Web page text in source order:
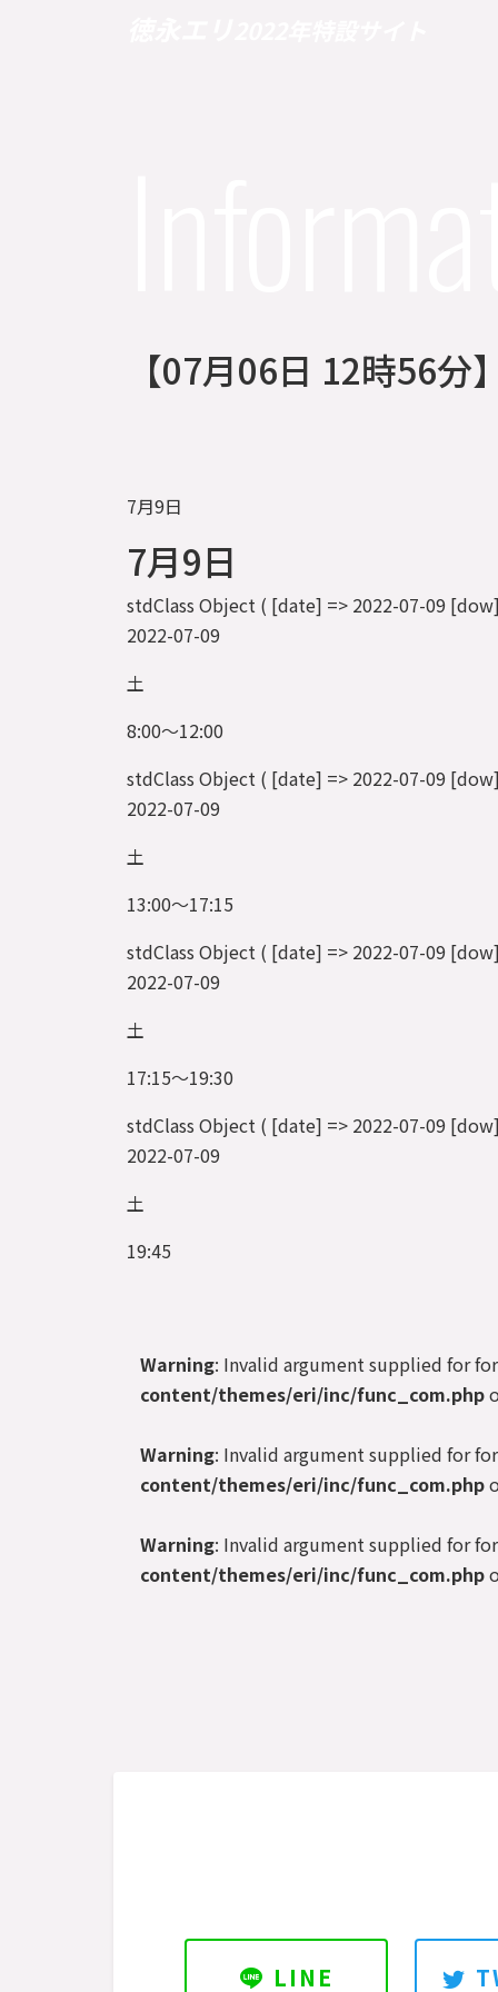
【07月06日 12時56
7月9日
7月9日
stdClass Object ( [date] => 2022-07-09
2022-07-09
土
8:00～12:00
stdClass Object ( [date] => 2022-07-09
2022-07-09
土
13:00～17:15
stdClass Object ( [date] => 2022-07-09
2022-07-09
土
17:15～19:30
stdClass Object ( [date] => 2022-07-09
2022-07-09
土
19:45
Warning: Invalid argument supplied for
content/themes/eri/inc/func_com.php
Warning: Invalid argument supplied for
content/themes/eri/inc/func_com.php
Warning: Invalid argument supplied for
content/themes/eri/inc/func_com.php
LINE